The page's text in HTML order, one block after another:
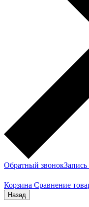
Обратный звонокЗапись
Корзина Сравнение
Назад